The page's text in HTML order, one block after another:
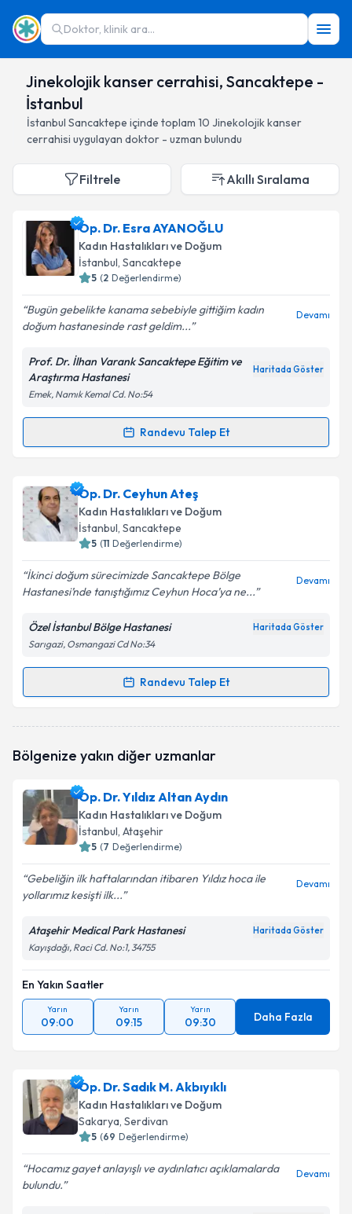
Doktor, klinik ara...
Jinekolojik kanser cerrahisi, Sancaktepe -
İstanbul
İstanbul Sancaktepe içinde toplam 10 Jinekolojik kanser
cerrahisi uygulayan doktor - uzman bulundu
Filtrele Akıllı Sıralama
Op. Dr. Esra AYANOĞLU
Kadın Hastalıkları ve Doğum
İstanbul, Sancaktepe
5 (2 Değerlendirme)
Bugün gebelikte kanama sebebiyle gittiğim kadın
doğum hastanesinde rast geldim...
Devamı
Prof. Dr. İlhan Varank Sancaktepe Eğitim ve
Araştırma Hastanesi
Haritada Göster
Emek, Namık Kemal Cd. No:54
Randevu Talep Et
Randevu Takvimi Talebi
Op. Dr. Esra AYANOĞLUiçin randevu takvimi talebi
oluşturun. Size bu uzmandan randevu almanız için bir
takvim hazırlandığında e-posta ile bilgilendireceğiz.
Kişisel verilerimin işlenmesine ilişkin
Aydınlatma
Metni'ni okudum ve kişisel verilerimin belirtilen
kapsamda işlenmesini kabul ediyorum.
Op. Dr. Ceyhun Ateş
Kadın Hastalıkları ve Doğum
İstanbul, Sancaktepe
5 (11 Değerlendirme)
İkinci doğum sürecimizde Sancaktepe Bölge
Hastanesi’nde tanıştığımız Ceyhun Hoca’ya ne...
Devamı
Özel İstanbul Bölge Hastanesi Haritada Göster
Sarıgazi, Osmangazi Cd No:34
Randevu Talep Et
Randevu Takvimi Talebi
oluşturun. Size bu uzmandan randevu almanız için bir
E-posta Adresiniz
Kişisel verilerimin işlenmesine ilişkinAydınlatma
Metni'ni okudum ve kişisel verilerimin belirtilen
Bölgenize yakın diğer uzmanlar
Op. Dr. Yıldız Altan Aydın
Kadın Hastalıkları ve Doğum
İstanbul, Ataşehir
5 (7 Değerlendirme)
Gebeliğin ilk haftalarından itibaren Yıldız hoca ile
yollarımız kesişti ilk...
Devamı
Ataşehir Medical Park Hastanesi Haritada Göster
Kayışdağı, Raci Cd. No:1, 34755
En Yakın Saatler
Yarın
09:00
Yarın
09:15
Yarın
09:30 Daha Fazla
Op. Dr. Sadık M. Akbıyıklı
Kadın Hastalıkları ve Doğum
Sakarya, Serdivan
5 (69 Değerlendirme)
Hocamız gayet anlayışlı ve aydınlatıcı açıklamalarda
bulundu.
Devamı